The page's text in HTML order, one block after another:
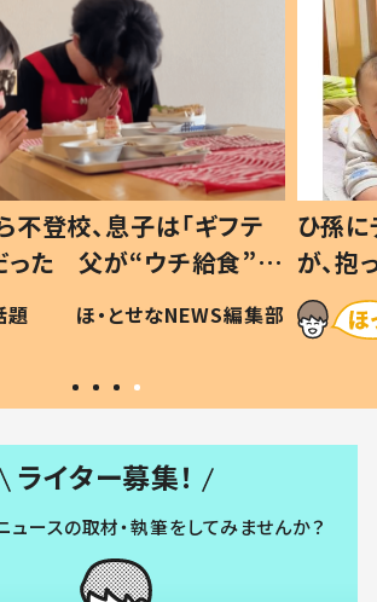
不登校、息子は「ギフテ
った 父が“ウチ給食”を
ける理由とは #令和の親
題 ほ・とせなNEWS編集部
ひ孫
が、
「涙が
い」
ライター募集！
ュースの取材・執筆をしてみませんか？